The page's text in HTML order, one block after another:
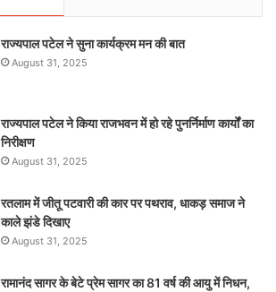
राज्यपाल पटेल ने सुना कार्यक्रम मन की बात
August 31, 2025
राज्यपाल पटेल ने किया राजभवन में हो रहे पुनर्निर्माण कार्यों का
निरीक्षण
August 31, 2025
रतलाम में जीतू पटवारी की कार पर पथराव, धाकड़ समाज ने
काले झंडे दिखाए
August 31, 2025
रामानंद सागर के बेटे प्रेम सागर का 81 वर्ष की आयु में निधन,